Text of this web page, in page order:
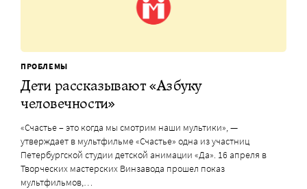
ПРОБЛЕМЫ
Дети рассказывают «Азбуку
человечности»
«Счастье – это когда мы смотрим наши мультики», —
утверждает в мультфильме «Счастье» одна из участниц
Петербургской студии детской анимации «Да». 16 апреля в
Творческих мастерских Винзавода прошел показ
мультфильмов,…